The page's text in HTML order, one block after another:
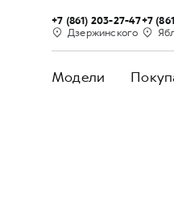
+7 (861) 203-27-47
Дзержинского
+7
Модели